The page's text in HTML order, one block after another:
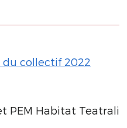
collectif 2022
PEM Habitat Teatrali